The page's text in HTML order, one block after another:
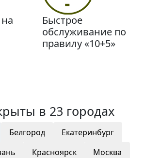
Быстрое
обслуживание по
правилу «10+5»
в 23 городах
Белгород
Екатеринбург
Красноярск
Москва